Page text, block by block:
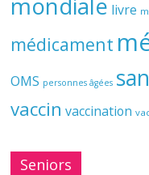
livre
médicament
OMS personnes âgées
vaccin vaccination
Seniors